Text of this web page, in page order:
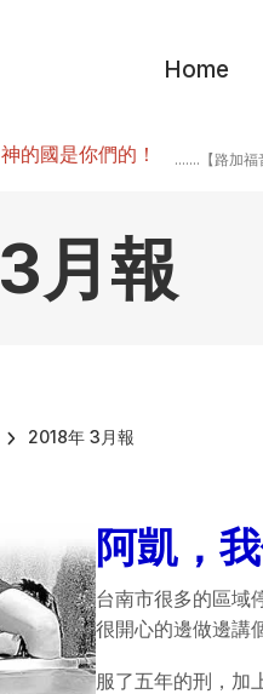
Home
的國是你們的！ .......【路加福
月報
2018年 3月報
阿凱，
台南市很多的區域
很開心的邊做邊講
服了五年的刑，加